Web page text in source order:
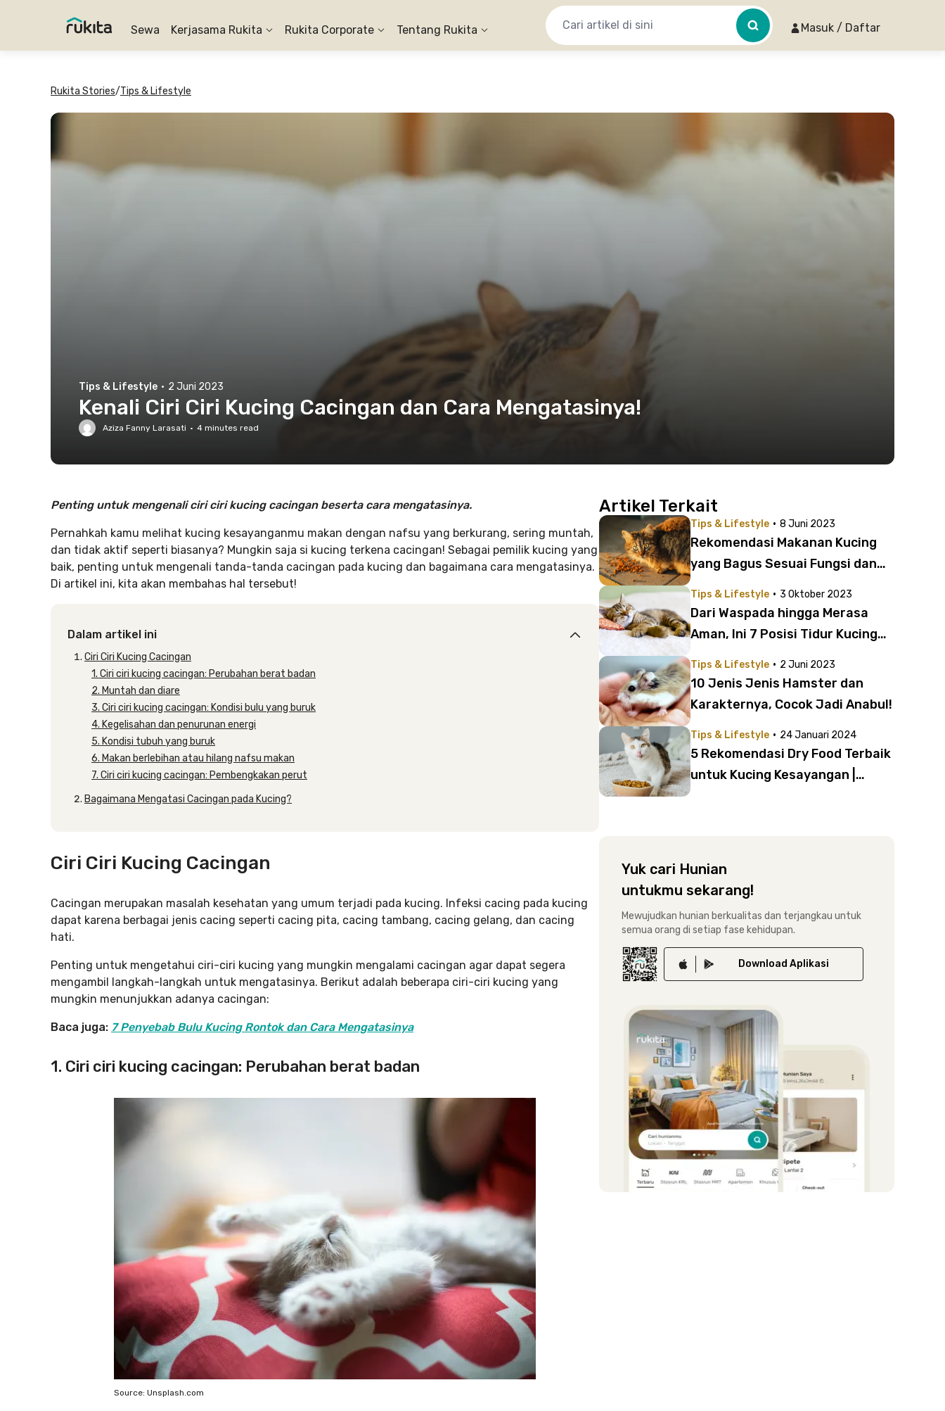
Sewa Kerjasama Rukita Rukita Corporate Tentang Rukita Masuk / Daftar
Rukita Stories/Tips & Lifestyle
Tips & Lifestyle · 2 Juni 2023
Kenali Ciri Ciri Kucing Cacingan dan Cara Mengatasinya!
Aziza Fanny Larasati · 4 minutes read
Penting untuk mengenali ciri ciri kucing cacingan beserta cara mengatasinya.
Pernahkah kamu melihat kucing kesayanganmu makan dengan nafsu yang berkurang, sering muntah,
dan tidak aktif seperti biasanya? Mungkin saja si kucing terkena cacingan! Sebagai pemilik kucing yang
baik, penting untuk mengenali tanda-tanda cacingan pada kucing dan bagaimana cara mengatasinya.
Di artikel ini, kita akan membahas hal tersebut!
Dalam artikel ini
Ciri Ciri Kucing Cacingan
1. Ciri ciri kucing cacingan: Perubahan berat badan
2. Muntah dan diare
3. Ciri ciri kucing cacingan: Kondisi bulu yang buruk
4. Kegelisahan dan penurunan energi
5. Kondisi tubuh yang buruk
6. Makan berlebihan atau hilang nafsu makan
7. Ciri ciri kucing cacingan: Pembengkakan perut
Bagaimana Mengatasi Cacingan pada Kucing?
Ciri Ciri Kucing Cacingan
Cacingan merupakan masalah kesehatan yang umum terjadi pada kucing. Infeksi cacing pada kucing
dapat karena berbagai jenis cacing seperti cacing pita, cacing tambang, cacing gelang, dan cacing
hati.
Penting untuk mengetahui ciri-ciri kucing yang mungkin mengalami cacingan agar dapat segera
mengambil langkah-langkah untuk mengatasinya. Berikut adalah beberapa ciri-ciri kucing yang
mungkin menunjukkan adanya cacingan:
Baca juga: 7 Penyebab Bulu Kucing Rontok dan Cara Mengatasinya
1. Ciri ciri kucing cacingan: Perubahan berat badan
Source: Unsplash.com
Artikel Terkait
Tips & Lifestyle · 8 Juni 2023
Rekomendasi Makanan Kucing
yang Bagus Sesuai Fungsi dan
Tips & Lifestyle · 3 Oktober 2023
Dari Waspada hingga Merasa
Aman, Ini 7 Posisi Tidur Kucing
Tips & Lifestyle · 2 Juni 2023
10 Jenis Jenis Hamster dan
Karakternya, Cocok Jadi Anabul!
Tips & Lifestyle · 24 Januari 2024
5 Rekomendasi Dry Food Terbaik
untuk Kucing Kesayangan |
Yuk cari Hunian
untukmu sekarang!
Mewujudkan hunian berkualitas dan terjangkau untuk
semua orang di setiap fase kehidupan.
Download Aplikasi